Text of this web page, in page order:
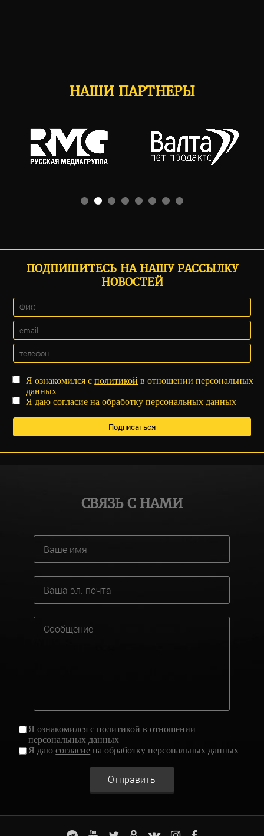
НАШИ ПАРТНЕРЫ
ПОДПИШИТЕСЬ НА НАШУ РАССЫЛКУ
НОВОСТЕЙ
Я ознакомился сполитикой в отношении персональных
данных
Я даюсогласие на обработку персональных данных
СВЯЗЬ С НАМИ
Я ознакомился сполитикой в отношении
персональных данных
Я даюсогласие на обработку персональных данных
Отправить